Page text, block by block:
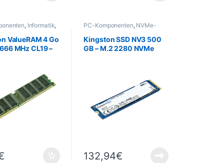
, Informatik,
ValueRAM 4 Go
MHz CL19 –
PC-Komponenten, NVMe-
Festplatte
Kingston SSD NV3 500
GB – M.2 2280 NVMe
132,94€